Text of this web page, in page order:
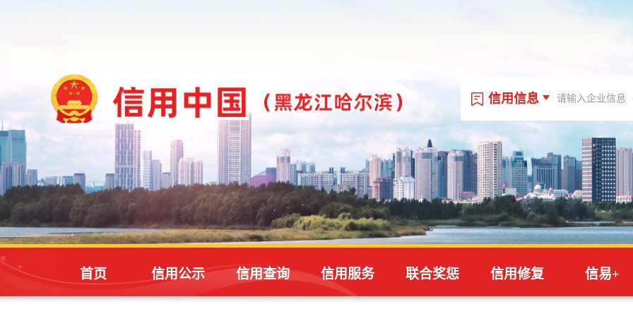
信用信息
信用信息
信用代码
站内文章
首页 信用公示 信用查询 信用服务 联合奖惩 信用修复 信易+